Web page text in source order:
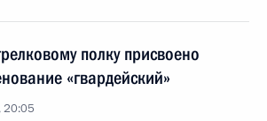
полку присвоено
«гвардейский»
20:05